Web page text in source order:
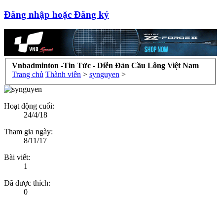
Đăng nhập hoặc Đăng ký
Vnbadminton -Tin Tức - Diễn Đàn Cầu Lông Việt Nam
Trang chủ Thành viên > synguyen >
Hoạt động cuối:
24/4/18
Tham gia ngày:
8/11/17
Bài viết:
1
Đã được thích:
0